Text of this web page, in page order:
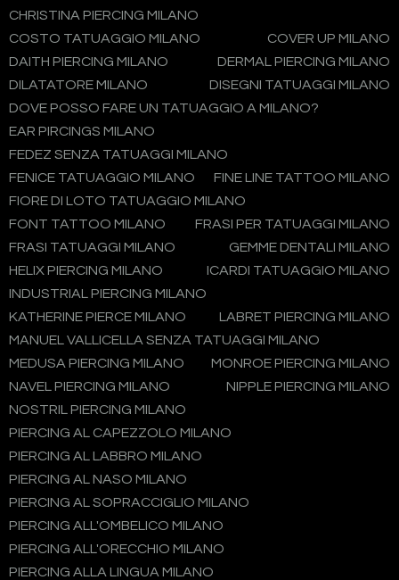
CHRISTINA PIERCING MILANO
COSTO TATUAGGIO MILANO
COVER UP MILANO
DAITH PIERCING MILANO
DERMAL PIERCING MILANO
DILATATORE MILANO
DISEGNI TATUAGGI MILANO
DOVE POSSO FARE UN TATUAGGIO A MILANO?
EAR PIRCINGS MILANO
FEDEZ SENZA TATUAGGI MILANO
FENICE TATUAGGIO MILANO
FINE LINE TATTOO MILANO
FIORE DI LOTO TATUAGGIO MILANO
FONT TATTOO MILANO
FRASI PER TATUAGGI MILANO
FRASI TATUAGGI MILANO
GEMME DENTALI MILANO
HELIX PIERCING MILANO
ICARDI TATUAGGIO MILANO
INDUSTRIAL PIERCING MILANO
KATHERINE PIERCE MILANO
LABRET PIERCING MILANO
MANUEL VALLICELLA SENZA TATUAGGI MILANO
MEDUSA PIERCING MILANO
MONROE PIERCING MILANO
NAVEL PIERCING MILANO
NIPPLE PIERCING MILANO
NOSTRIL PIERCING MILANO
PIERCING AL CAPEZZOLO MILANO
PIERCING AL LABBRO MILANO
PIERCING AL NASO MILANO
PIERCING AL SOPRACCIGLIO MILANO
PIERCING ALL'OMBELICO MILANO
PIERCING ALL'ORECCHIO MILANO
PIERCING ALLA LINGUA MILANO